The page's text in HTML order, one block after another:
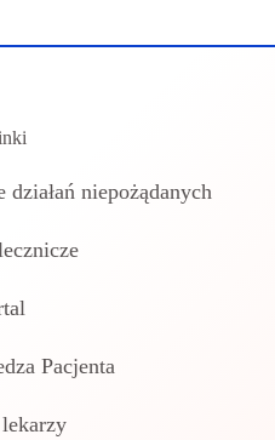
działań niepożądanych
Pacjenta